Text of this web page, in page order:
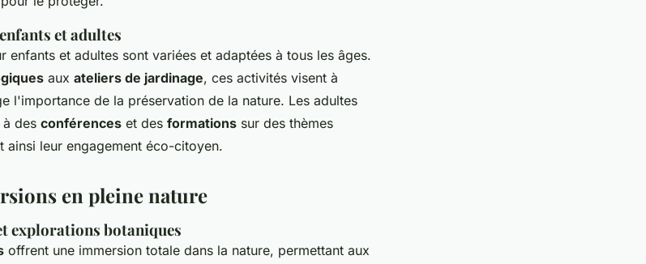
et adultes
enfants et adultes sont variées et adaptées à tous les âges.
aux ateliers de jardinage, ces activités visent à
l'importance de la préservation de la nature. Les adultes
des conférences et des formations sur des thèmes
ainsi leur engagement éco-citoyen.
en pleine nature
explorations botaniques
offrent une immersion totale dans la nature, permettant aux